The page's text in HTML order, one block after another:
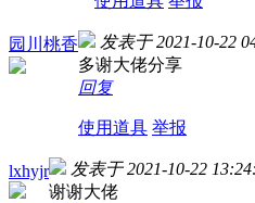
园川桃香 发表于 2021-10-22
多谢大佬分享
回复
使用道具 举报
lxhyjr 发表于 2021-10-22
谢谢大佬